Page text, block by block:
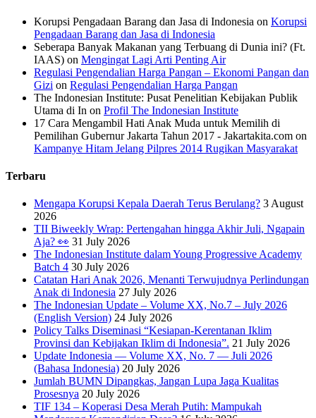
Korupsi Pengadaan Barang dan Jasa di Indonesia on Korupsi
Pengadaan Barang dan Jasa di Indonesia
Seberapa Banyak Makanan yang Terbuang di Dunia ini? (Ft.
IAAS) on Mengingat Lagi Arti Penting Air
Regulasi Pengendalian Harga Pangan – Ekonomi Pangan dan
Gizi on Regulasi Pengendalian Harga Pangan
The Indonesian Institute: Pusat Penelitian Kebijakan Publik
Utama di In on Profil The Indonesian Institute
17 Cara Mengambil Hati Anak Muda untuk Memilih di
Pemilihan Gubernur Jakarta Tahun 2017 - Jakartakita.com on
Kampanye Hitam Jelang Pilpres 2014 Rugikan Masyarakat
Terbaru
Mengapa Korupsi Kepala Daerah Terus Berulang? 3 August
2026
TII Biweekly Wrap: Pertengahan hingga Akhir Juli, Ngapain
Aja? 👀 31 July 2026
The Indonesian Institute dalam Young Progressive Academy
Batch 4 30 July 2026
Catatan Hari Anak 2026, Menanti Terwujudnya Perlindungan
Anak di Indonesia 27 July 2026
The Indonesian Update – Volume XX, No.7 – July 2026
(English Version) 24 July 2026
Policy Talks Diseminasi “Kesiapan-Kerentanan Iklim
Provinsi dan Kebijakan Iklim di Indonesia”. 21 July 2026
Update Indonesia — Volume XX, No. 7 — Juli 2026
(Bahasa Indonesia) 20 July 2026
Jumlah BUMN Dipangkas, Jangan Lupa Jaga Kualitas
Prosesnya 20 July 2026
TIF 134 – Koperasi Desa Merah Putih: Mampukah